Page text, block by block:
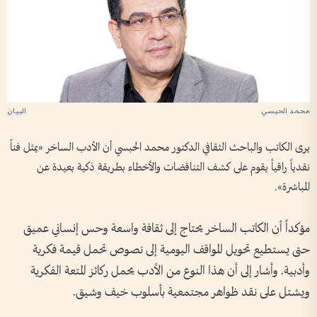
محمد الحبسي
يرى الكاتب والباحث الثقافي الدكتور محمد الحبسي أن الأدب الساخر «يمثل فناً
نقدياً راقياً يقوم على كشف التناقضات والأخطاء بطريقة ذكية بعيدة عن
المباشرة».
مؤكداً أن الكاتب الساخر يحتاج إلى ثقافة واسعة وحس إنساني عميق
حتى يستطيع تحويل المواقف اليومية إلى نصوص تحمل قيمة فكرية
وأدبية. وأشار إلى أن هذا النوع من الأدب يحمل ركائز المتعة الفكرية
ويشتل على نقد ظواهر مجتمعية بأسلوب خيف وشيق.